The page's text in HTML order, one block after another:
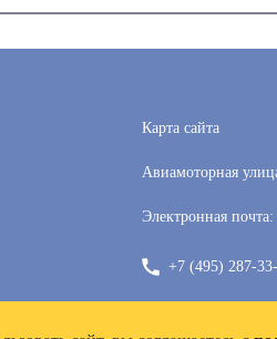
Карта сайта
Авиамоторная
Электронная почта:
+7 (495) 287-